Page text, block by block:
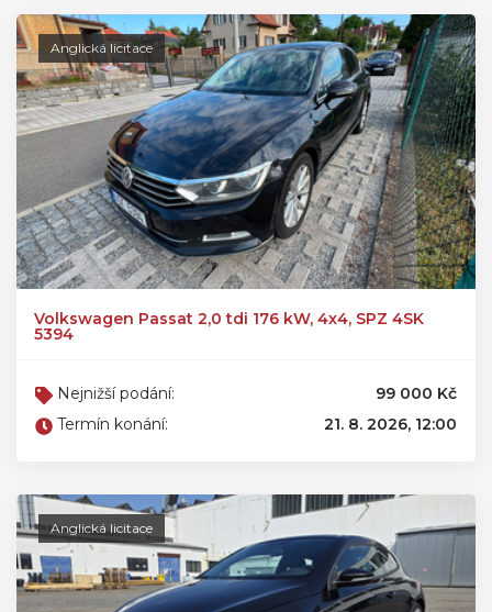
Anglická licitace
Volkswagen Passat 2,0 tdi 176 kW, 4x4, SPZ 4SK
5394
Nejnižší podání:
99 000 Kč
Termín konání:
21. 8. 2026, 12:00
Anglická licitace